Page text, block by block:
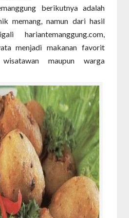
berikutnya adalah
memang, namun dari hasil
hariantemanggung.com,
menjadi makanan favorit
maupun warga